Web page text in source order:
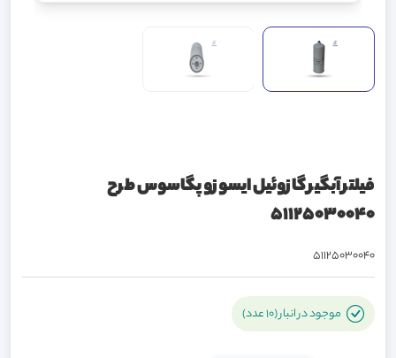
فيلتر آبگير گازوئیل ايسوزو پگاسوس طرح
51125030040
51125030040
موجود در انبار (10 عدد)